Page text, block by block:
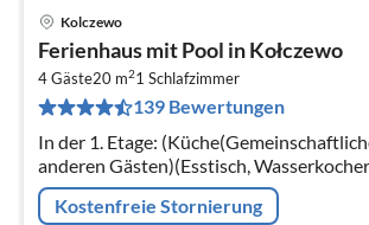
Kolczewo
Ferienhaus mit Pool in Kołczewo
4 Gäste20 m21 Schlafzimmer
139 Bewertungen
In der 1. Etage:
anderen Gästen)(Esstisch,
Kochendwasserhahn, Kochherd,
Kühl-/Gefrierkombination)
Kostenfreie Stornierung